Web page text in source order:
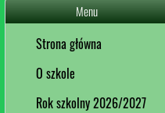
Menu
Strona główna
O szkole
Rok szkolny 2026/2027